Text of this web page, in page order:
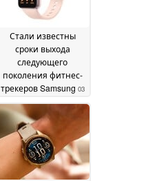
Стали известны
сроки выхода
следующего
поколения фитнес-
трекеров Samsung 03
June 2026